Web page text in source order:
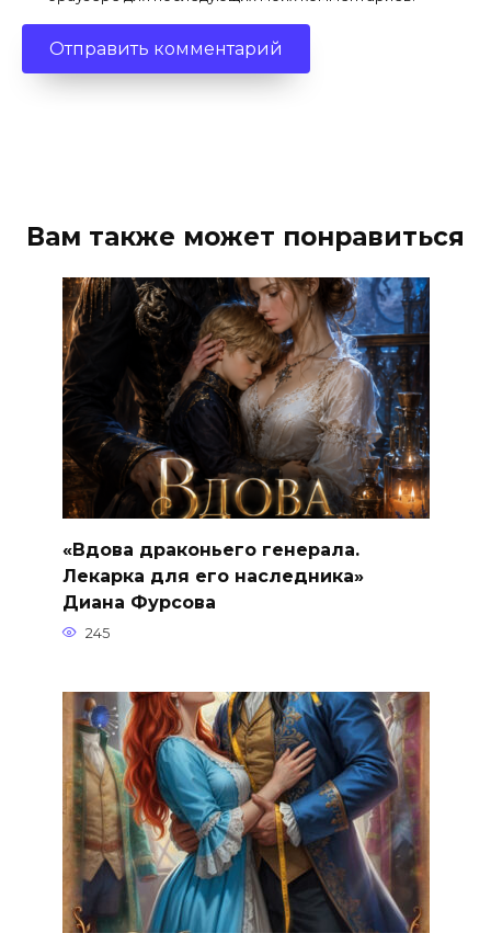
Вам также может понравиться
«Вдова драконьего генерала.
Лекарка для его наследника»
Диана Фурсова
245